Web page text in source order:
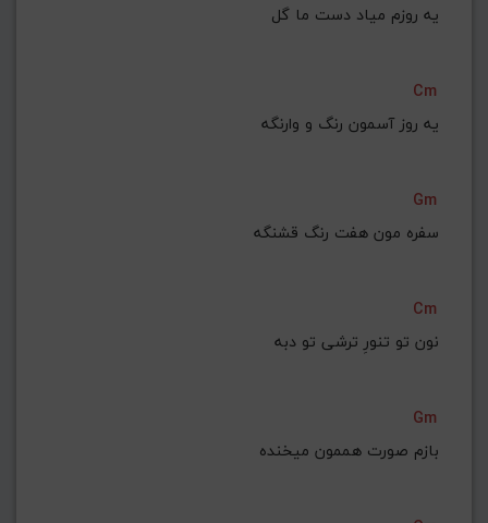
یه روزم میاد دست ما گل
Cm
یه روز آسمون رنگ و وارنگه
Gm
سفره مون هفت رنگ قشنگه
Cm
نون تو تنورِ ترشی تو دبه
Gm
بازم صورت هممون میخنده